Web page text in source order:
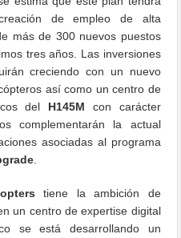
de empleo de alta
más de 300 nuevos puestos
tres años. Las inversiones
creciendo con un nuevo
así como un centro de
del H145M con carácter
complementarán la actual
asociadas al programa
tiene la ambición de
un centro de expertise digital
se está desarrollando un